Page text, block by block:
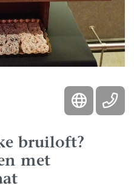
bruiloft?
met